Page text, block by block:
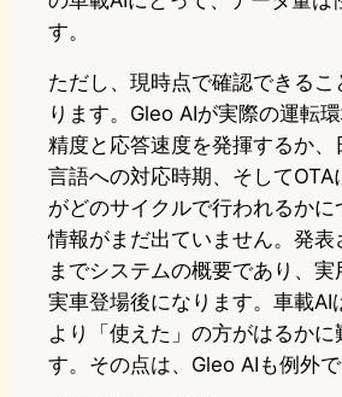
す。
ただし、現時点で確認できるこ
ります。Gleo AIが実際の運転
精度と応答速度を発揮するか、
言語への対応時期、そしてOTA
がどのサイクルで行われるか
情報がまだ出ていません。発表
までシステムの概要であり、
実車登場後になります。車載AI
より「使えた」の方がはるか
す。その点は、Gleo AIも例外で